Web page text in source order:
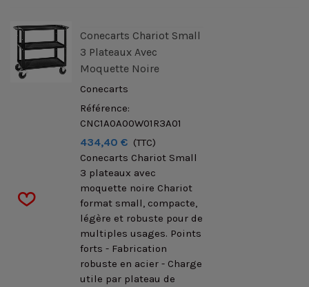
Conecarts Chariot Small
3 Plateaux Avec
Moquette Noire
Conecarts
Référence:
CNC1A0A00W01R3A01
434,40 € (TTC)
Conecarts Chariot Small
3 plateaux avec
moquette noire Chariot
format small, compacte,
légère et robuste pour de
multiples usages. Points
forts - Fabrication
robuste en acier - Charge
utile par plateau de